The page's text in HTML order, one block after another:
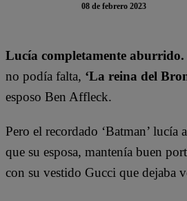
08 de febrero 2023
Lucía completamente aburrido.
no podía falta, ‘La reina del
esposo Ben Affleck.
Pero el recordado ‘Batman’
que su esposa, mantenía buen
con su vestido Gucci que dejaba